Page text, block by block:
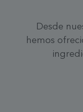
Desde
hemos